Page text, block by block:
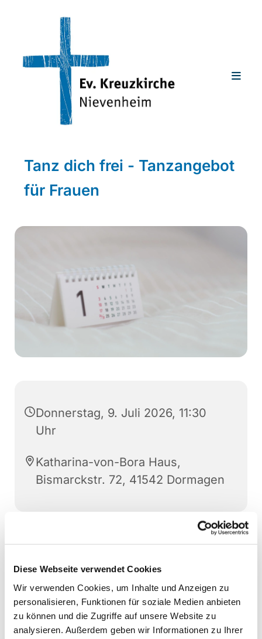
Diese Webseite verwendet Cookies
Wir verwenden Cookies, um Inhalte und Anzeigen zu
personalisieren, Funktionen für soziale Medien anbieten
zu können und die Zugriffe auf unsere Website zu
analysieren. Außerdem geben wir Informationen zu Ihrer
Tanz dich frei - Tanzangebot
für Frauen
Donnerstag, 9. Juli 2026, 11:30
Uhr
Katharina-von-Bora Haus,
Bismarckstr. 72, 41542 Dormagen